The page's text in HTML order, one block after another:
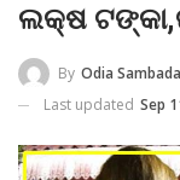
ଲକ୍ଷ
By Odia Sambada
Last updated Sep